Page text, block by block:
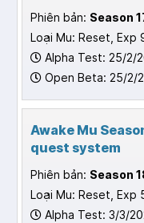
Phiên bản: Season
Loại Mu: Reset, Exp
Alpha Test: 25/2/
Open Beta: 25/2/
Awake Mu
quest system
Phiên bản: Season
Loại Mu: Reset, Exp
Alpha Test: 3/3/